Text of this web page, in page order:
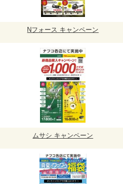
Nフォース キャンペーン
ムサシ キャンペーン